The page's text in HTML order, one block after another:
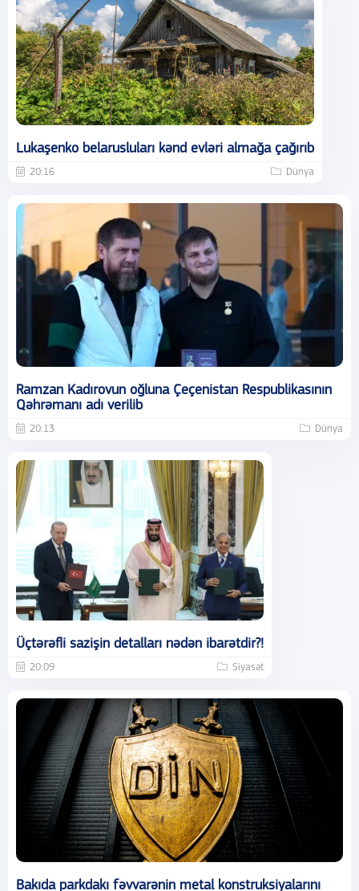
Lukaşenko belarusluları kənd evləri almağa çağırıb
20:16 Dünya
Ramzan Kadırovun oğluna Çeçenistan Respublikasının
Qəhrəmanı adı verilib
20:13 Dünya
Üçtərəfli sazişin detalları nədən ibarətdir?!
20:09 Siyasət
Bakıda parkdakı fəvvarənin metal konstruksiyalarını